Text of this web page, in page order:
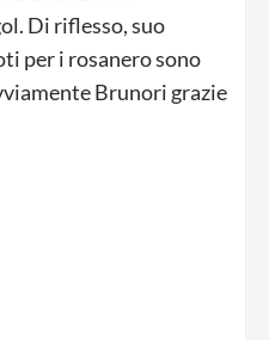
Di riflesso, suo
per i rosanero sono
Brunori grazie